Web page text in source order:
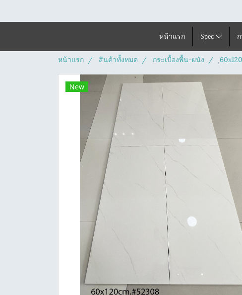
หน้าแรก Spec
หน้าแรก สินค้าทั้งหมด กระเบื้องพื้น-ผนัง
New